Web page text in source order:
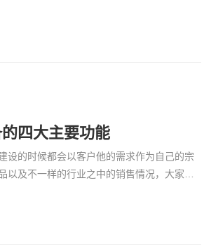
四大主要功能
设的时候都会以客户他的需求作为自己的宗
以及不一样的行业之中的销售情况，大家都